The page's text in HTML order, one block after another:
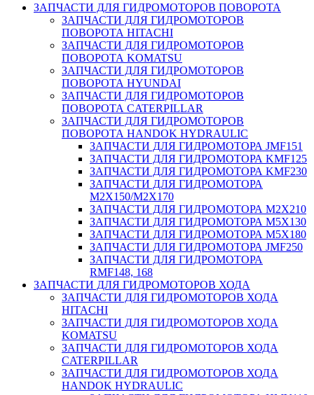
ЗАПЧАСТИ ДЛЯ ГИДРОМОТОРОВ ПОВОРОТА
ЗАПЧАСТИ ДЛЯ ГИДРОМОТОРОВ
ПОВОРОТА HITACHI
ЗАПЧАСТИ ДЛЯ ГИДРОМОТОРОВ
ПОВОРОТА KOMATSU
ЗАПЧАСТИ ДЛЯ ГИДРОМОТОРОВ
ПОВОРОТА HYUNDAI
ЗАПЧАСТИ ДЛЯ ГИДРОМОТОРОВ
ПОВОРОТА CATERPILLAR
ЗАПЧАСТИ ДЛЯ ГИДРОМОТОРОВ
ПОВОРОТА HANDOK HYDRAULIC
ЗАПЧАСТИ ДЛЯ ГИДРОМОТОРА JMF151
ЗАПЧАСТИ ДЛЯ ГИДРОМОТОРА KMF125
ЗАПЧАСТИ ДЛЯ ГИДРОМОТОРА KMF230
ЗАПЧАСТИ ДЛЯ ГИДРОМОТОРА
M2X150/M2X170
ЗАПЧАСТИ ДЛЯ ГИДРОМОТОРА M2X210
ЗАПЧАСТИ ДЛЯ ГИДРОМОТОРА M5X130
ЗАПЧАСТИ ДЛЯ ГИДРОМОТОРА M5X180
ЗАПЧАСТИ ДЛЯ ГИДРОМОТОРА JMF250
ЗАПЧАСТИ ДЛЯ ГИДРОМОТОРА
RMF148, 168
ЗАПЧАСТИ ДЛЯ ГИДРОМОТОРОВ ХОДА
ЗАПЧАСТИ ДЛЯ ГИДРОМОТОРОВ ХОДА
HITACHI
ЗАПЧАСТИ ДЛЯ ГИДРОМОТОРОВ ХОДА
KOMATSU
ЗАПЧАСТИ ДЛЯ ГИДРОМОТОРОВ ХОДА
CATERPILLAR
ЗАПЧАСТИ ДЛЯ ГИДРОМОТОРОВ ХОДА
HANDOK HYDRAULIC